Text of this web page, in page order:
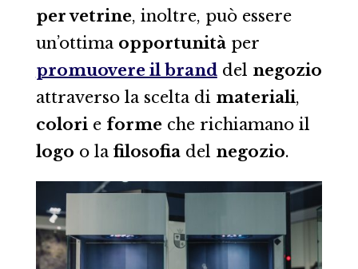
per vetrine, inoltre, può essere
un’ottima opportunitàper
promuovere il branddel negozio
attraverso la scelta di materiali,
colorie formeche richiamano il
logo o la filosofiadel negozio.